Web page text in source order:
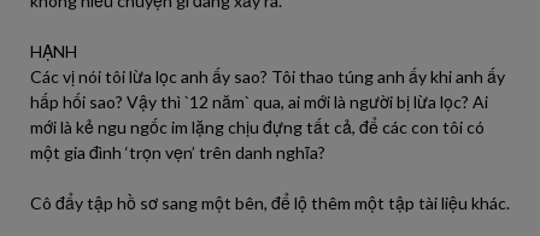
HẠNH
Các vị nói tôi lừa lọc anh ấy sao? Tôi thao túng anh ấy khi anh ấy
hấp hối sao? Vậy thì `12 năm` qua, ai mới là người bị lừa lọc? Ai
mới là kẻ ngu ngốc im lặng chịu đựng tất cả, để các con tôi có
một gia đình ‘trọn vẹn’ trên danh nghĩa?
Cô đẩy tập hồ sơ sang một bên, để lộ thêm một tập tài liệu khác.